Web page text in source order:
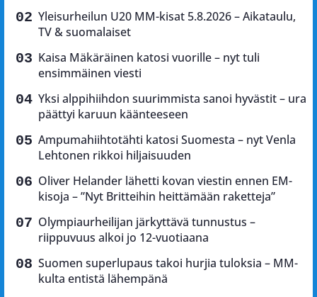
Yleisurheilun U20 MM-kisat 5.8.2026 – Aikataulu,
TV & suomalaiset
Kaisa Mäkäräinen katosi vuorille – nyt tuli
ensimmäinen viesti
Yksi alppihiihdon suurimmista sanoi hyvästit – ura
päättyi karuun käänteeseen
Ampumahiihtotähti katosi Suomesta – nyt Venla
Lehtonen rikkoi hiljaisuuden
Oliver Helander lähetti kovan viestin ennen EM-
kisoja – ”Nyt Britteihin heittämään raketteja”
Olympiaurheilijan järkyttävä tunnustus –
riippuvuus alkoi jo 12-vuotiaana
Suomen superlupaus takoi hurjia tuloksia – MM-
kulta entistä lähempänä